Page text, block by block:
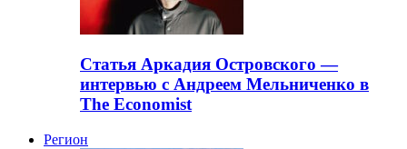
Статья Аркадия Островского —
интервью с Андреем Мельниченко в
The Economist
Регион